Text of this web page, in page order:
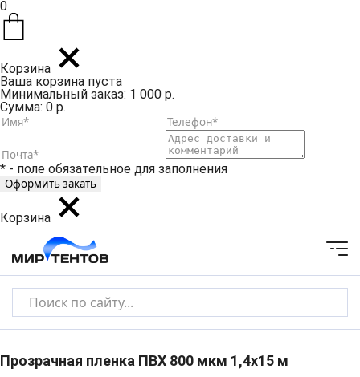
0
Корзина
Ваша корзина пуста
Минимальный заказ: 1 000 р.
Сумма: 0 р.
* - поле обязательное для заполнения
Корзина
Прозрачная пленка ПВХ 800 мкм 1,4x15 м